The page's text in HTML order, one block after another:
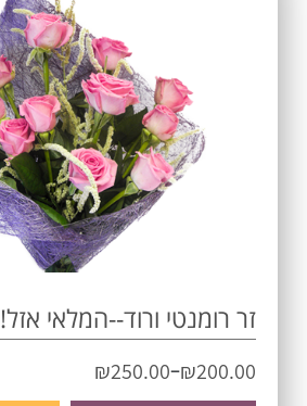
זר רומנטי ורוד--המלאי אזל!
₪200.00
–
₪250.00